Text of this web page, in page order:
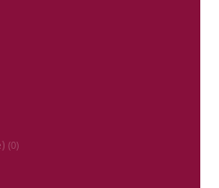
(0)